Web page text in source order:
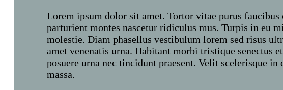
Lorem ipsum dolor sit amet. Tortor vitae purus faucibus
parturient montes nascetur ridiculus mus. Turpis in eu
molestie. Diam phasellus vestibulum lorem sed risus
amet venenatis urna. Habitant morbi tristique senectus
posuere urna nec tincidunt praesent. Velit scelerisque in
massa.